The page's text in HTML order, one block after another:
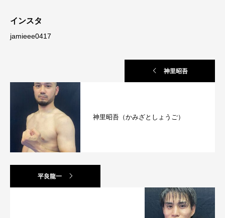
インスタ
jamieee0417
神里昭吾
神里昭吾（かみざとしょうご）
平良龍一